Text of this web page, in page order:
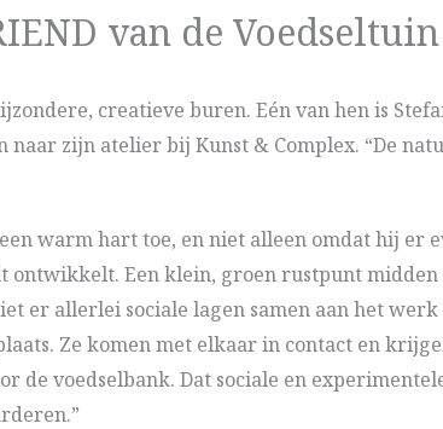
van de Voedseltuin
creatieve buren. Eén van hen is
naar zijn atelier bij Kunst & Complex. “De
warm hart toe, en niet alleen omdat hij er
ontwikkelt. Een klein, groen rustpunt
er allerlei sociale lagen samen aan het
Ze komen met elkaar in contact en
de voedselbank. Dat sociale en